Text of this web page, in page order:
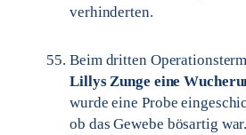
verhinderten.
Beim dritten
Lillys Zunge eine
wurde eine Probe
ob das Gewebe bösartig